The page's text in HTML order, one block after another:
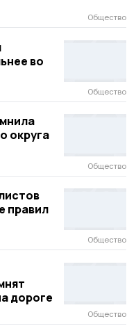
Общество
во
Общество
округа
Общество
правил
Общество
дороге
Общество